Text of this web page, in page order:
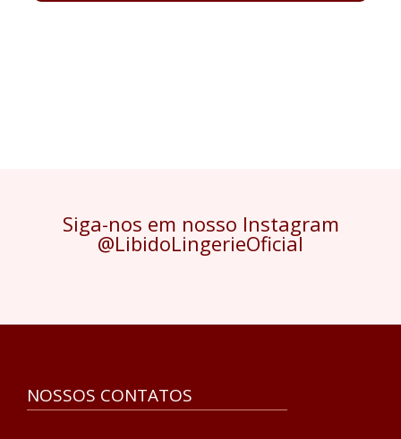
Siga-nos em nosso Instagram
@LibidoLingerieOficial
NOSSOS CONTATOS